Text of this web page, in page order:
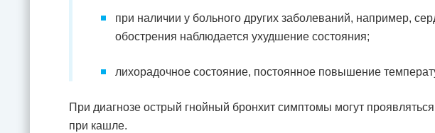
при наличии у больного других заболеваний, например,
обострения наблюдается ухудшение состояния;
лихорадочное состояние, постоянное повышение
При диагнозе острый гнойный бронхит симптомы могут
при кашле.